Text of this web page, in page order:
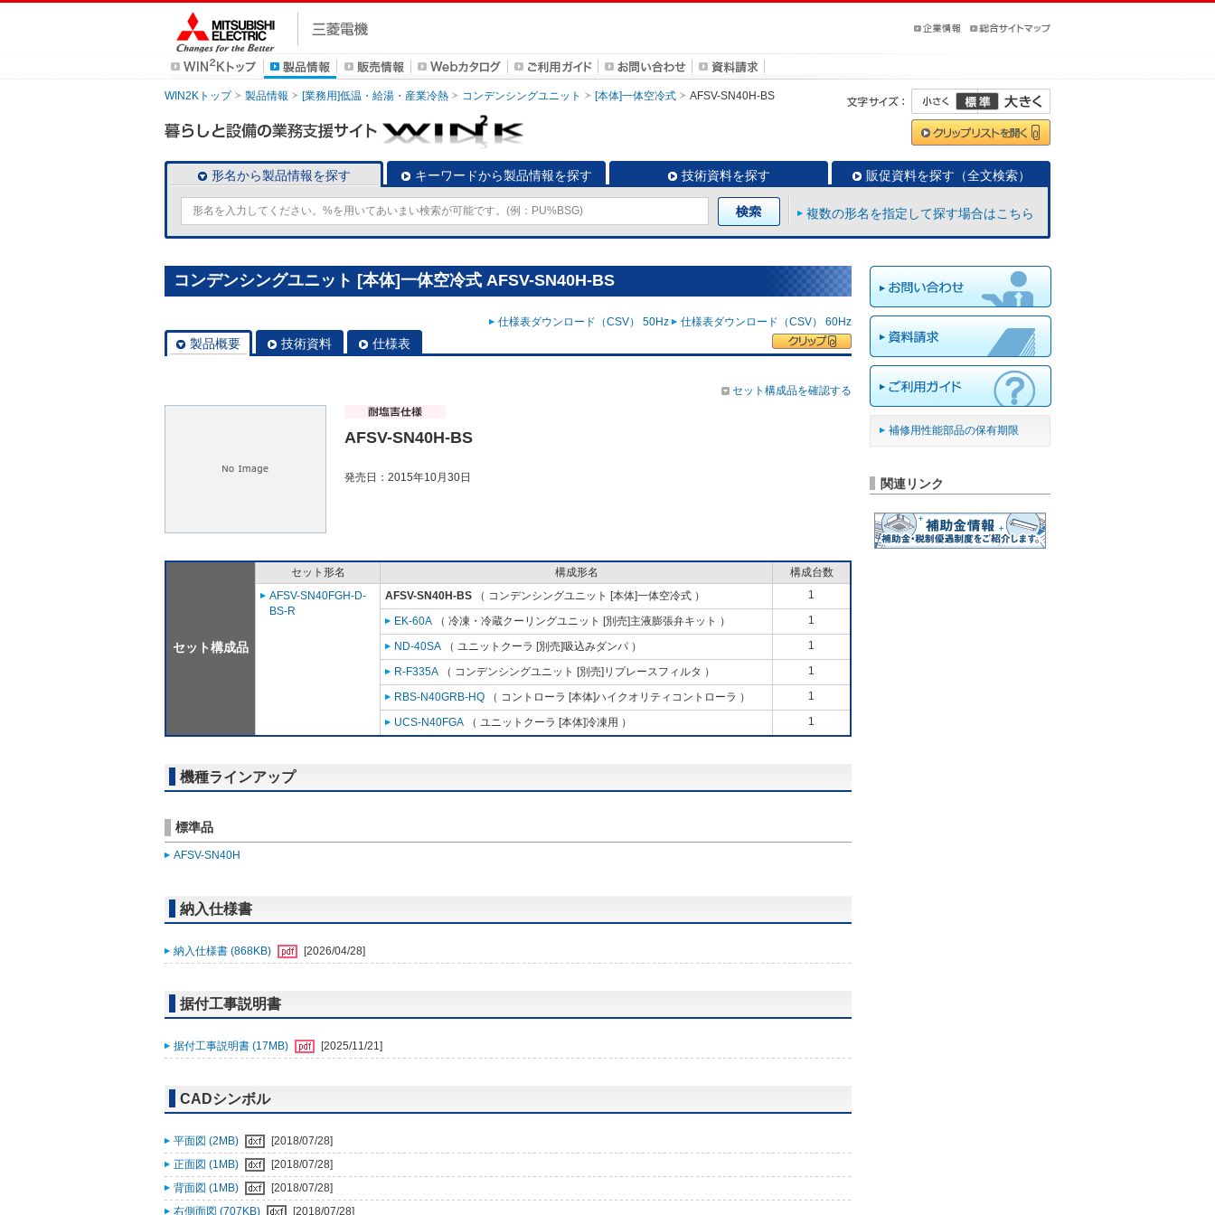
WIN2Kトップ 製品情報 [業務用]低温・給湯・産業冷熱 コンデンシングユニット [本体]一体空冷式 AFSV-SN40H-BS
形名から製品情報を探す キーワードから製品情報を探す 技術資料を探す 販促資料を探す（全文検索）
複数の形名を指定して探す場合はこちら
コンデンシングユニット [本体]一体空冷式 AFSV-SN40H-BS
仕様表ダウンロード（CSV） 50Hz 仕様表ダウンロード（CSV） 60Hz
製品概要 技術資料 仕様表
セット構成品を確認する
AFSV-SN40H-BS
発売日：2015年10月30日
セット構成品
セット形名 構成形名
構成台数
AFSV-SN40FGH-D-
BS-R
AFSV-SN40H-BS （ コンデンシングユニット [本体]一体空冷式 ） 1
EK-60A （ 冷凍・冷蔵クーリングユニット [別売]主液膨張弁キット ） 1
ND-40SA （ ユニットクーラ [別売]吸込みダンパ ） 1
R-F335A （ コンデンシングユニット [別売]リプレースフィルタ ） 1
RBS-N40GRB-HQ （ コントローラ [本体]ハイクオリティコントローラ ） 1
UCS-N40FGA （ ユニットクーラ [本体]冷凍用 ） 1
機種ラインアップ
標準品
AFSV-SN40H
納入仕様書
納入仕様書 (868KB) [2026/04/28]
据付工事説明書
据付工事説明書 (17MB) [2025/11/21]
CADシンボル
平面図 (2MB)
[2018/07/28]
正面図 (1MB)
[2018/07/28]
背面図 (1MB)
[2018/07/28]
右側面図 (707KB)
[2018/07/28]
補修用性能部品の保有期限
関連リンク